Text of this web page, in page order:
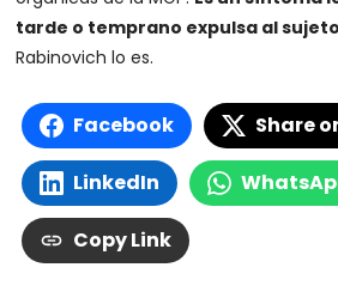
tarde o temprano expulsa al
Rabinovich lo es.
Facebook Share
LinkedIn
Copy Link